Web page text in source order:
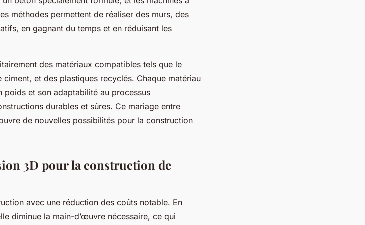
méthodes permettent de réaliser des murs, des
en gagnant du temps et en réduisant les
des matériaux compatibles tels que le
et des plastiques recyclés. Chaque matériau
poids et son adaptabilité au processus
durables et sûres. Ce mariage entre
de nouvelles possibilités pour la construction
3D pour la construction de
avec une réduction des coûts notable. En
diminue la main-d’œuvre nécessaire, ce qui